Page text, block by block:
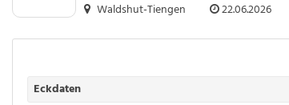
Waldshut-Tiengen 22.06.2026
Eckdaten